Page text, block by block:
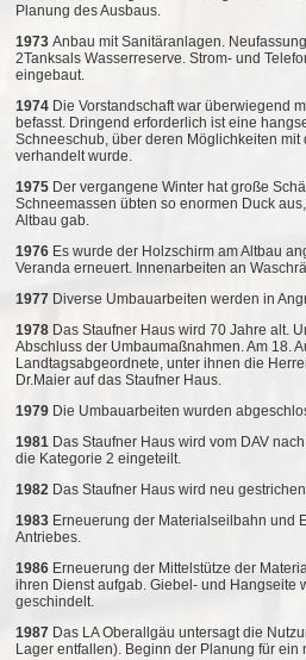
Planung des Ausbaus.
1973 Anbau mit Sanitäranlagen.
2Tanksals Wasserreserve. Strom- und
eingebaut.
1974 Die Vorstandschaft war überwiegend
befasst. Dringend erforderlich ist eine
Schneeschub, über deren Möglichkeiten mit
verhandelt wurde.
1975 Der vergangene Winter hat große
Schneemassen übten so enormen Duck
Altbau gab.
1976 Es wurde der Holzschirm am Altbau
Veranda erneuert. Innenarbeiten an
1977 Diverse Umbauarbeiten werden in
1978 Das Staufner Haus wird 70 Jahre alt.
Abschluss der Umbaumaßnahmen. Am 18.
Landtagsabgeordnete, unter ihnen die
Dr.Maier auf das Staufner Haus.
1979 Die Umbauarbeiten wurden
1981 Das Staufner Haus wird vom DAV
die Kategorie 2 eingeteilt.
1982 Das Staufner Haus wird neu
1983 Erneuerung der Materialseilbahn und
Antriebes.
1986 Erneuerung der Mittelstütze der
ihren Dienst aufgab. Giebel- und Hangseite
geschindelt.
1987 Das LA Oberallgäu untersagt die
Lager entfallen). Beginn der Planung für ein